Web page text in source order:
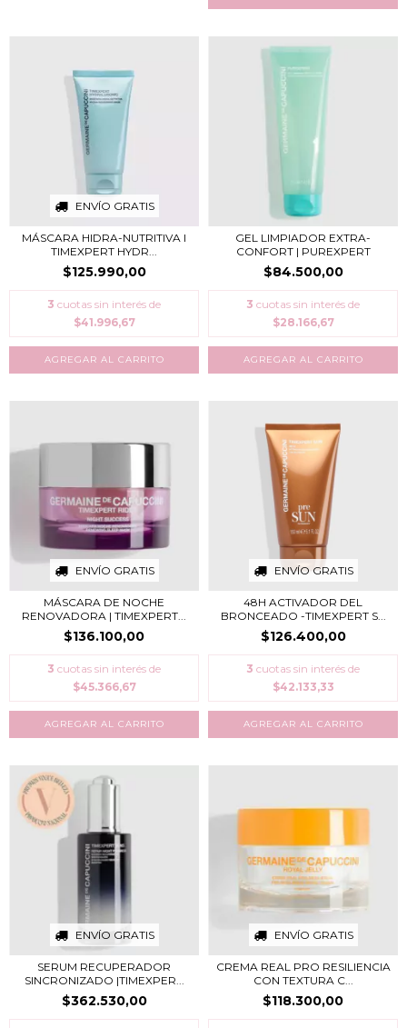
ENVÍO GRATIS
MÁSCARA HIDRA-NUTRITIVA I
TIMEXPERT HYDR...
$125.990,00
3 cuotas sin interés de
$41.996,67
GEL LIMPIADOR EXTRA-
CONFORT | PUREXPERT
$84.500,00
3 cuotas sin interés de
$28.166,67
ENVÍO GRATIS
MÁSCARA DE NOCHE
RENOVADORA | TIMEXPERT...
$136.100,00
3 cuotas sin interés de
$45.366,67
ENVÍO GRATIS
48H ACTIVADOR DEL
BRONCEADO -TIMEXPERT S...
$126.400,00
3 cuotas sin interés de
$42.133,33
ENVÍO GRATIS
SERUM RECUPERADOR
SINCRONIZADO |TIMEXPER...
$362.530,00
ENVÍO GRATIS
CREMA REAL PRO RESILIENCIA
CON TEXTURA C...
$118.300,00